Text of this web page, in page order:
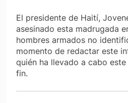
El presidente de Haití,
asesinado esta madrugada
hombres armados no
momento de redactar este
quién ha llevado a cabo
fin.